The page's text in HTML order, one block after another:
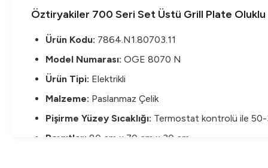
Öztiryakiler 700 Seri Set Üstü Grill Plate
Ürün Kodu: 7864.N1.80703.11
Model Numarası: OGE 8070 N
Ürün Tipi: Elektrikli
Malzeme: Paslanmaz Çelik
Pişirme Yüzey Sıcaklığı: Termostat kontrolü ile 50-
Boyutlar: 80 cm x 70 cm x 30 cm